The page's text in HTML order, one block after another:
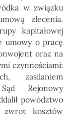
w związku
zlecenia.
kapitałowej
umowy o pracę
oraz na
czynnościami:
zasilaniem
Rejonowy
powództwo
zwrot kosztów